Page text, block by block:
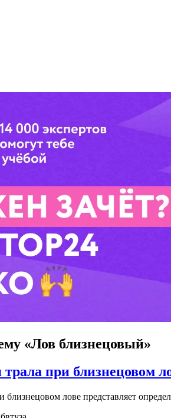
«Лов близнецовый»
при близнецовом
близнецовом лове представляет